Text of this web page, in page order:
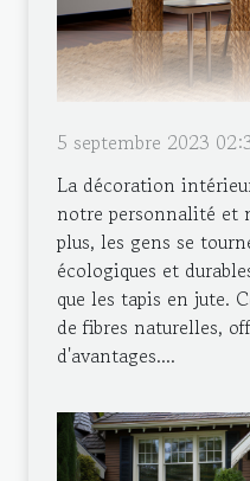
5 septembre 2023
La décoration
notre personnalité et
plus, les gens se
écologiques et
que les tapis en jute.
de fibres naturelles,
d'avantages....